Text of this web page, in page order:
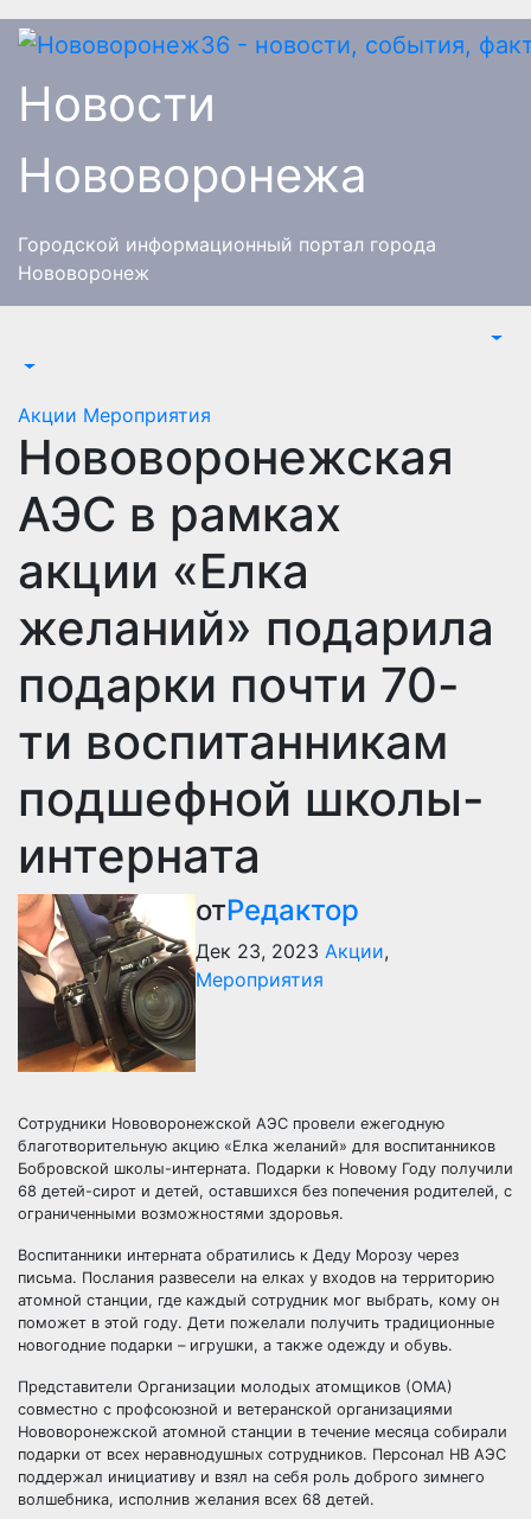
Перейти
Новости
Нововоронежа
Городской информационный портал города
Нововоронеж
Акции Мероприятия
Нововоронежская
АЭС в рамках
акции «Елка
желаний» подарила
подарки почти 70-
ти воспитанникам
подшефной школы-
интерната
отРедактор
Дек 23, 2023 Акции,
Мероприятия
Сотрудники Нововоронежской АЭС провели ежегодную
благотворительную акцию «Елка желаний» для воспитанников
Бобровской школы-интерната. Подарки к Новому Году получили
68 детей-сирот и детей, оставшихся без попечения родителей, с
ограниченными возможностями здоровья.
Воспитанники интерната обратились к Деду Морозу через
письма. Послания развесели на елках у входов на территорию
атомной станции, где каждый сотрудник мог выбрать, кому он
поможет в этой году. Дети пожелали получить традиционные
новогодние подарки – игрушки, а также одежду и обувь.
Представители Организации молодых атомщиков (ОМА)
совместно с профсоюзной и ветеранской организациями
Нововоронежской атомной станции в течение месяца собирали
подарки от всех неравнодушных сотрудников. Персонал НВ АЭС
поддержал инициативу и взял на себя роль доброго зимнего
волшебника, исполнив желания всех 68 детей.